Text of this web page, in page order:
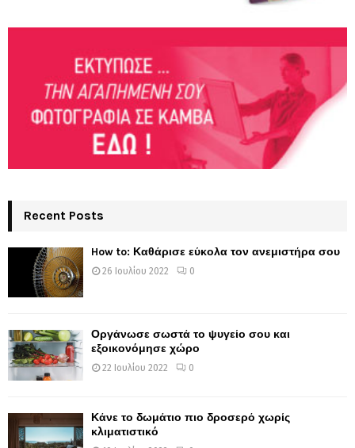
Recent Posts
How to: Καθάρισε εύκολα τον ανεμιστήρα σου
26 Ιουλίου 2022 0
Οργάνωσε σωστά το ψυγείο σου και
εξοικονόμησε χώρο
22 Ιουλίου 2022 0
Κάνε το δωμάτιο πιο δροσερό χωρίς
κλιματιστικό